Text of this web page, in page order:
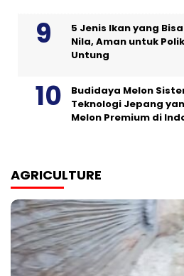
5 Jenis Ikan yang
Nila, Aman untuk
Untung
Budidaya Melon
Teknologi Jepang
Melon Premium di
AGRICULTURE